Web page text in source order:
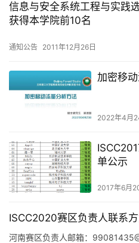
信息与安全系统工程与实践
获得本学院前10名
通知公告 2011年12月26日
加密移
2022年4月
单公示
2017年6月
ISCC2020赛区负责人联系
河南赛区负责人邮箱：